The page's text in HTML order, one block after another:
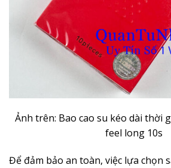
Ảnh trên: Bao cao su kéo dài thời
feel long 10s
Để đảm bảo an toàn, việc lựa chọn